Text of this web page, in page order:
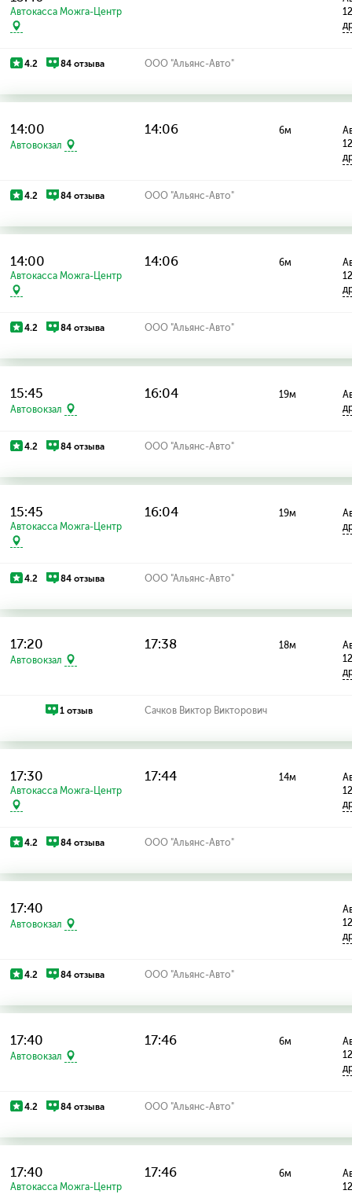
Автокасса Можга-Центр
4.2 84 отзыва ООО "Альянс-Авто"
14:00
Автовокзал
14:06 6м
4.2 84 отзыва ООО "Альянс-Авто"
14:00
Автокасса Можга-Центр
14:06 6м
4.2 84 отзыва ООО "Альянс-Авто"
15:45
Автовокзал
16:04 19м
4.2 84 отзыва ООО "Альянс-Авто"
15:45
Автокасса Можга-Центр
16:04 19м
4.2 84 отзыва ООО "Альянс-Авто"
17:20
Автовокзал
17:38 18м
1 отзыв Сачков Виктор Викторович
17:30
Автокасса Можга-Центр
17:44 14м
4.2 84 отзыва ООО "Альянс-Авто"
17:40
Автовокзал
4.2 84 отзыва ООО "Альянс-Авто"
17:40
Автовокзал
17:46 6м
4.2 84 отзыва ООО "Альянс-Авто"
17:40
Автокасса Можга-Центр
17:46 6м